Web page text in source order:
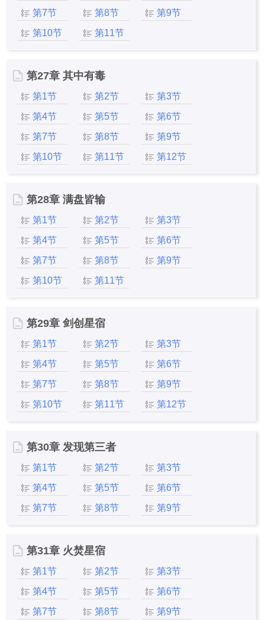
第7节
第8节
第9节
第10节
第11节
第27章 其中有毒
第1节 第2节
第3节
第4节
第5节
第6节
第7节
第8节
第9节
第10节
第11节 第12节
第28章 满盘皆输
第1节 第2节
第3节
第4节
第5节
第6节
第7节
第8节
第9节
第10节
第11节
第29章 剑创星宿
第1节 第2节
第3节
第4节
第5节
第6节
第7节
第8节
第9节
第10节
第11节 第12节
第30章 发现第三者
第1节 第2节
第3节
第4节
第5节
第6节
第7节
第8节 第9节
第31章 火焚星宿
第1节 第2节
第3节
第4节
第5节
第6节
第7节
第8节 第9节